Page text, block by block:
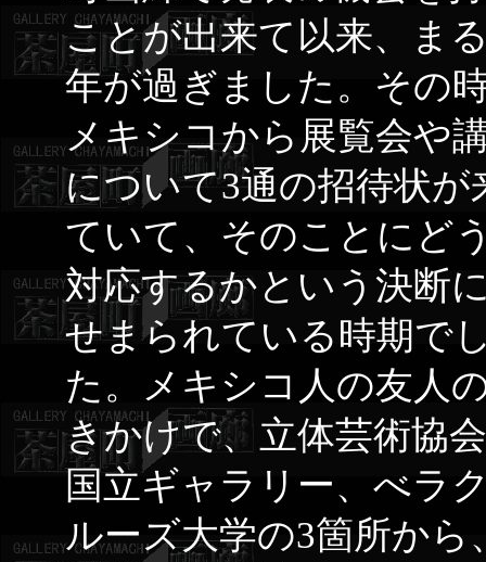
ことが出来て以来、ま
年が過ぎました。その
メキシコから展覧会や
について3通の招待状が
ていて、そのことにど
対応するかという決断
せまられている時期で
た。メキシコ人の友人
きかけで、立体芸術協
国立ギャラリー、べラ
ルーズ大学の3箇所から